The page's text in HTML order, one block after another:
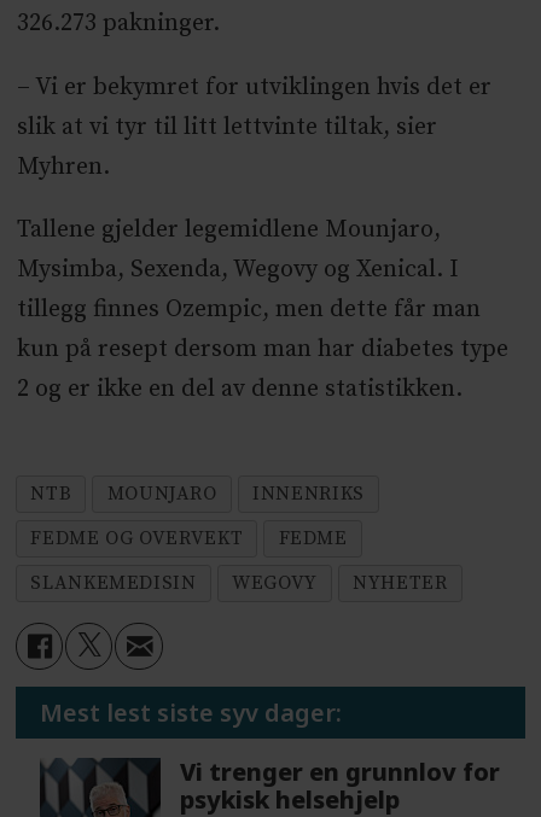
326.273 pakninger.
– Vi er bekymret for utviklingen hvis det er
slik at vi tyr til litt lettvinte tiltak, sier
Myhren.
Tallene gjelder legemidlene Mounjaro,
Mysimba, Sexenda, Wegovy og Xenical. I
tillegg finnes Ozempic, men dette får man
kun på resept dersom man har diabetes type
2 og er ikke en del av denne statistikken.
NTB MOUNJARO
INNENRIKS
FEDME OG OVERVEKT
FEDME
SLANKEMEDISIN
WEGOVY NYHETER
Mest lest siste syv dager:
Vi trenger en grunnlov for
psykisk helsehjelp